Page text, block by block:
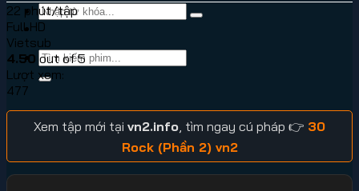
22 phút/tập
Full HD
Vietsub
4.50 out of 5
Lượt xem:
477
Xem tập mới tại vn2.info , tìm ngay cú pháp 👉 30
Rock (Phần 2) vn2